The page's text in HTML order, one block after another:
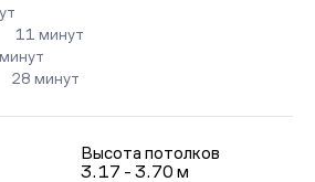
11 минут
28 минут
Высота потолков
3.17 - 3.70 м